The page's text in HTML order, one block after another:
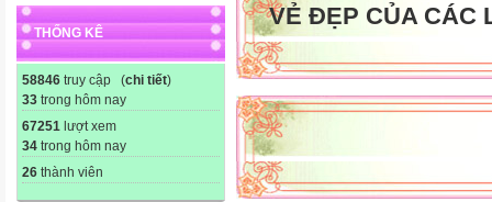
THỐNG KÊ
58846 truy cập (chi tiết)
33 trong hôm nay
67251 lượt xem
34 trong hôm nay
26 thành viên
VẺ ĐẸP CỦA CÁC